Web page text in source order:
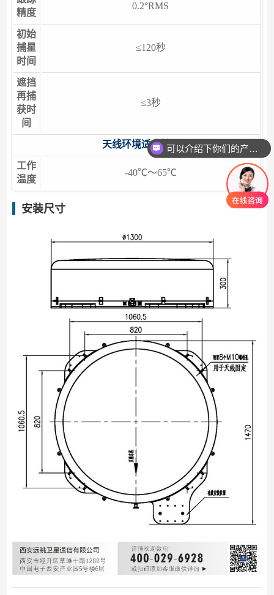
精度
0.2°RMS
初始
捕星
时间
≤120秒
遮挡
再捕
获时
间
≤3秒
天线环境适应性
工作
温度
-40℃～65℃
安装尺寸